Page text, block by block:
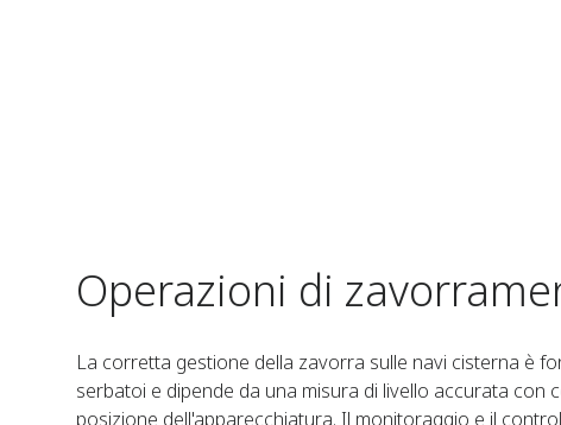
Operazioni di
La corretta gestione della zavorra sulle navi cisterna è
serbatoi e dipende da una misura di livello accurata con
posizione dell'apparecchiatura. Il monitoraggio e il